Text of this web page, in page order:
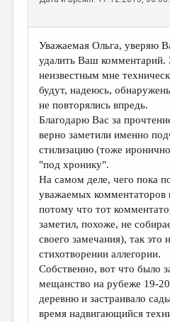
Уважаемая Ольга, уверяю
удалить Ваш
неизвестным мне
будут, надеюсь,
не повторялись впредь.
Благодарю Вас за
верно заметили именно
стилизацию (тоже
"под хронику".
На самом деле, чего пока
уважаемых комментаторов
потому что тот
заметил, похоже, не
своего замечания), так это
стихотворении аллегории.
Собственно, вот что было
мещанство на рубеже 19-20
деревню и застраивало
время надвигающийся